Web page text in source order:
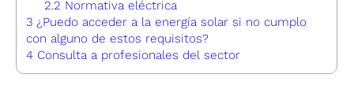
2.2 Normativa eléctrica
3 ¿Puedo acceder a la energía solar si no cumplo
con alguno de estos requisitos?
4 Consulta a profesionales del sector